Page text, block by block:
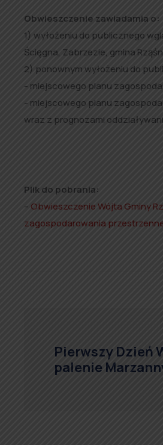
Obwieszczenie zawiadamia o:
1) wyłożeniu do publicznego
Ścięgna, Zabrzezie, gmina
2) ponownym wyłożeniu do
­- miejscowego planu
­- miejscowego planu
wraz z prognozami
Plik do pobrania:
– Obwieszczenie Wójta Gminy
zagospodarowania
Pierwszy Dzień
palenie